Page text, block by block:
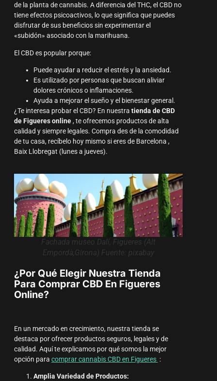
de la planta de cannabis. A diferencia del THC, el CBD no
tiene efectos psicoactivos, lo que significa que puedes
disfrutar de sus beneficios sin experimentar el
«subidón» asociado con la marihuana.
El CBD es popular porque:
Puede ayudar a reducir el estrés y la ansiedad.
Es utilizado por personas que buscan aliviar
dolores crónicos o inflamaciones.
Ayuda a mejorar el sueño y el bienestar general.
¿Te interesa probar el CBD? En nuestra tienda de CBD
de Figueres online, te ofrecemos productos de alta
calidad y siempre legales. Compra des de la comodidad
de tu casa, recíbelo hoy mismo si eres de Barcelona ,
Baix Llobregat (lunes a jueves).
Fachada museo Dalí, Figueres (Alt
Empordà,Girona) Fuente: pixabay
¿Por Qué Elegir Nuestra Tienda
Para Comprar CBD En Figueres
Online?
En un mercado en crecimiento, nuestra tienda se
destaca por ofrecer productos seguros, legales y de
calidad. Aquí te explicamos por qué somos la mejor
opción para comprar cannabis CBD en Figueres :
Amplia Variedad de Productos: